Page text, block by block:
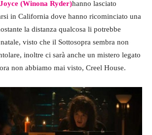
(Winona Ryder)hanno lasciato
in California dove hanno ricominciato una
la distanza qualcosa li potrebbe
visto che il Sottosopra sembra non
inoltre ci sarà anche un mistero legato
non abbiamo mai visto, Creel House.